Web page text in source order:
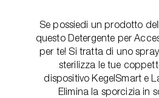
Se possiedi un prodotto
questo Detergente per
per te! Si tratta di uno
sterilizza le tue
dispositivo KegelSmart e
Elimina la sporcizia in